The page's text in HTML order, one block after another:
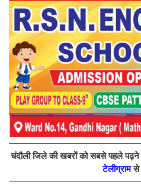
चंदौली जिले की खबरों को सबसे पहले
टेलीग्रामसे